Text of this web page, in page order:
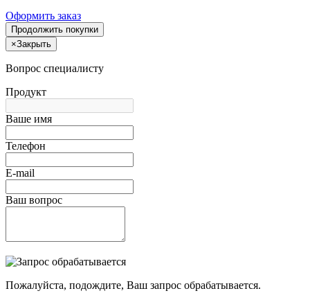
Оформить заказ
Продолжить покупки
×Закрыть
Вопрос специалисту
Продукт
Ваше имя
Телефон
E-mail
Ваш вопрос
Пожалуйста, подождите, Ваш запрос обрабатывается.